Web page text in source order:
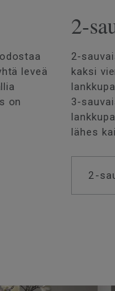
leveä
on
2-
kaksi
lähes
2-